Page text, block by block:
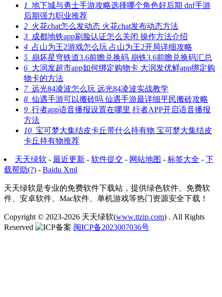
1 地下城与勇士手游攻略选择哪个角色好后期 dnf手游
后期强力职业推荐
2 火花chat怎么发动态 火花chat发布动态方法
3 成都地铁app刷脸认证怎么关闭 操作方法介绍
4 占山为王2游戏怎么玩 占山为王2开局详细攻略
5 崩坏星穹铁道3.6前瞻兑换码 崩铁3.6前瞻兑换码汇总
6 大润发超市app如何绑定购物卡 大润发优鲜app绑定购
物卡的方法
7远光84凌波怎么玩 远光84凌波实战教学
8 仙遇手游可以搬砖吗 仙遇手游最详细平民搬砖攻略
9 行者app语音播报设置在哪里 行者APP开启语音播报
方法
10 宝可梦大集结皮卡丘带什么持有物 宝可梦大集结皮
卡丘持有物推荐
天天绿软 - 最近更新 - 软件提交 - 网站地图 - 标签大全 - 下
载帮助(?) - Baidu Xml
天天绿软是专业的免费软件下载站，提供绿色软件、免费软
件、安卓软件、Mac软件、单机游戏等热门资源安全下载！
Copyright © 2023-2026 天天绿软(www.ttzip.com) . All Rights
Reserved
闽ICP备2023007036号